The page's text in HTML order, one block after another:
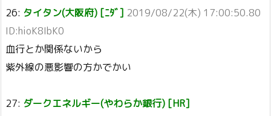
26: タイタン(大阪府) [ﾆﾀﾞ] 2019/08/22(木) 17:00:50.80
ID:hioK8IbK0
血行とか関係ないから
紫外線の悪影響の方かでかい
27: ダークエネルギー(やわらか銀行) [HR]